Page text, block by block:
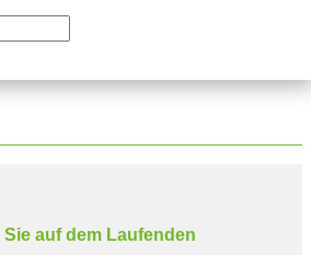
Beitrag zu finden.
Sie auf dem Laufenden